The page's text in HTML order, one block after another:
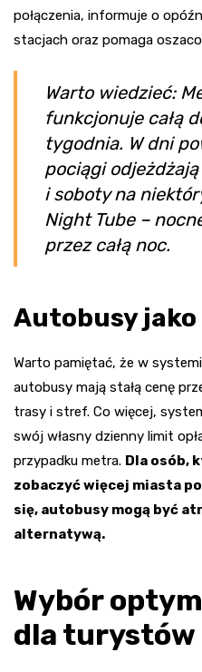
połączenia, informuje o
stacjach oraz pomaga
Warto wiedzieć:
funkcjonuje całą
tygodnia. W dni
pociągi odjeżdżają
i soboty na
Night Tube –
przez całą noc.
Autobusy
Warto pamiętać, że w
autobusy mają stałą cenę
trasy i stref. Co więcej,
swój własny dzienny limit
przypadku metra. Dla osób,
zobaczyć więcej miasta
się, autobusy mogą być
alternatywą.
Wybór
dla turystów